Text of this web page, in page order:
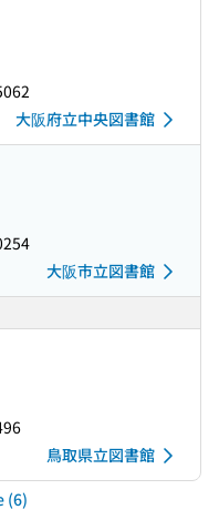
大阪府立中央図書館
大阪市立図書館
鳥取県立図書館
(6)